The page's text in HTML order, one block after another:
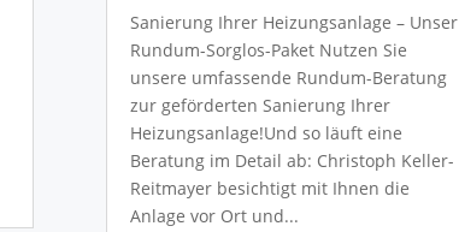
Sanierung Ihrer Heizungsanlage – Unser
Rundum-Sorglos-Paket Nutzen Sie
unsere umfassende Rundum-Beratung
zur geförderten Sanierung Ihrer
Heizungsanlage!Und so läuft eine
Beratung im Detail ab: Christoph Keller-
Reitmayer besichtigt mit Ihnen die
Anlage vor Ort und...